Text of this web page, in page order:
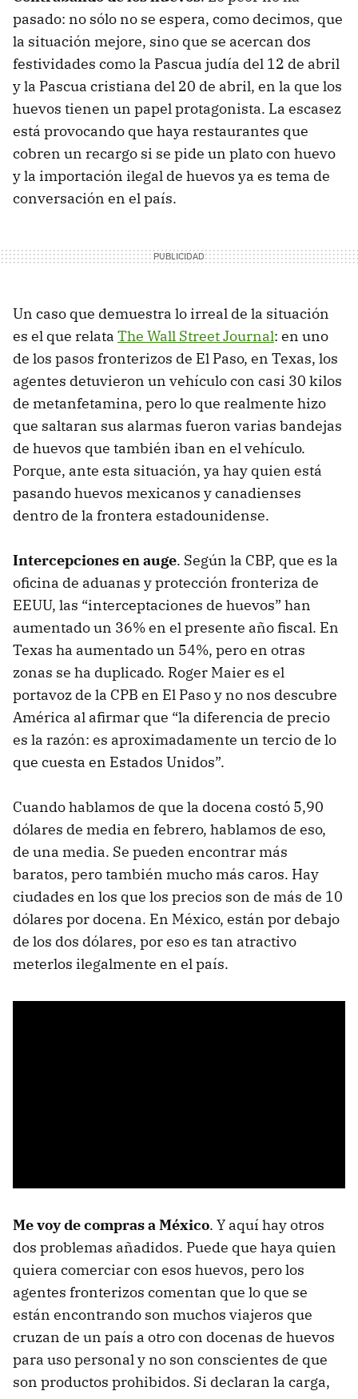
pasado: no sólo no se espera, como decimos, que
la situación mejore, sino que se acercan dos
festividades como la Pascua judía del 12 de abril
y la Pascua cristiana del 20 de abril, en la que los
huevos tienen un papel protagonista. La escasez
está provocando que haya restaurantes que
cobren un recargo si se pide un plato con huevo
y la importación ilegal de huevos ya es tema de
conversación en el país.
Un caso que demuestra lo irreal de la situación
es el que relata The Wall Street Journal: en uno
de los pasos fronterizos de El Paso, en Texas, los
agentes detuvieron un vehículo con casi 30 kilos
de metanfetamina, pero lo que realmente hizo
que saltaran sus alarmas fueron varias bandejas
de huevos que también iban en el vehículo.
Porque, ante esta situación, ya hay quien está
pasando huevos mexicanos y canadienses
dentro de la frontera estadounidense.
Intercepciones en auge. Según la CBP, que es la
oficina de aduanas y protección fronteriza de
EEUU, las “interceptaciones de huevos” han
aumentado un 36% en el presente año fiscal. En
Texas ha aumentado un 54%, pero en otras
zonas se ha duplicado. Roger Maier es el
portavoz de la CPB en El Paso y no nos descubre
América al afirmar que “la diferencia de precio
es la razón: es aproximadamente un tercio de lo
que cuesta en Estados Unidos”.
Cuando hablamos de que la docena costó 5,90
dólares de media en febrero, hablamos de eso,
de una media. Se pueden encontrar más
baratos, pero también mucho más caros. Hay
ciudades en los que los precios son de más de 10
dólares por docena. En México, están por debajo
de los dos dólares, por eso es tan atractivo
meterlos ilegalmente en el país.
Me voy de compras a México. Y aquí hay otros
dos problemas añadidos. Puede que haya quien
quiera comerciar con esos huevos, pero los
agentes fronterizos comentan que lo que se
están encontrando son muchos viajeros que
cruzan de un país a otro con docenas de huevos
para uso personal y no son conscientes de que
son productos prohibidos. Si declaran la carga,